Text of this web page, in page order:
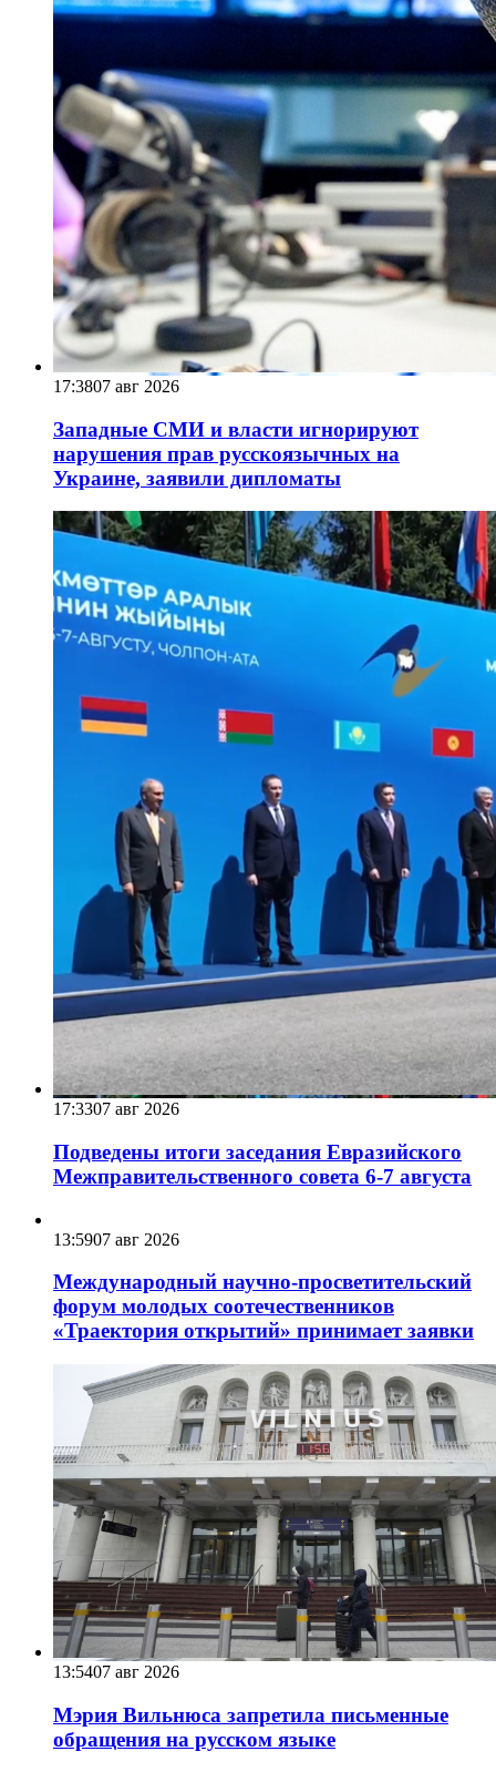
17:3807 авг 2026
Западные СМИ и власти игнорируют
нарушения прав русскоязычных на
Украине, заявили дипломаты
17:3307 авг 2026
Подведены итоги заседания Евразийского
Межправительственного совета 6-7 августа
13:5907 авг 2026
Международный научно-просветительский
форум молодых соотечественников
«Траектория открытий» принимает заявки
13:5407 авг 2026
Мэрия Вильнюса запретила письменные
обращения на русском языке